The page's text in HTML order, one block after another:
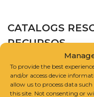
To provide the best
and/or access device
allow us to process data
this site. Not consenting or
CATALOGS
RECURSOS
CATALOGUE
INTERNATIONAL